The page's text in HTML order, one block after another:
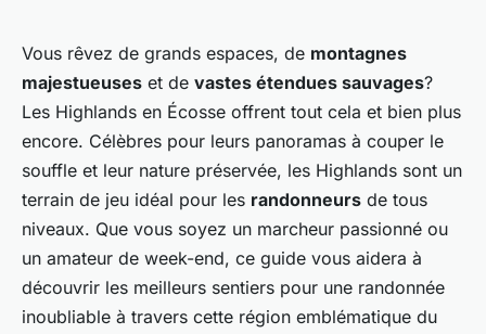
Quels sont les meilleurs
sentiers pour une randonnée à
travers les Highlands en
Écosse?
Vous rêvez de grands espaces, de montagnes
majestueuses et de vastes étendues sauvages?
Les Highlands en Écosse offrent tout cela et bien plus
encore. Célèbres pour leurs panoramas à couper le
souffle et leur nature préservée, les Highlands sont un
terrain de jeu idéal pour les randonneurs de tous
niveaux. Que vous soyez un marcheur passionné ou
un amateur de week-end, ce guide vous aidera à
découvrir les meilleurs sentiers pour une randonnée
inoubliable à travers cette région emblématique du